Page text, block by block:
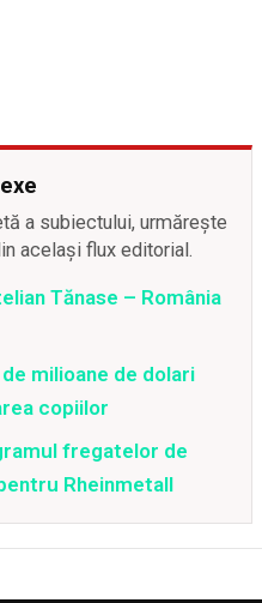
a subiectului, urmărește
același flux editorial.
Tănase – România
milioane de dolari
copiilor
fregatelor de
Rheinmetall